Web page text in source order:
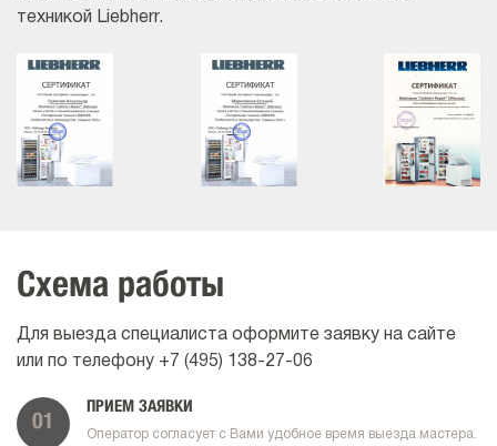
техникой Liebherr.
Схема работы
Для выезда специалиста оформите заявку на сайте
или по телефону +7 (495) 138-27-06
01
ПРИЕМ ЗАЯВКИ
Оператор согласует с Вами удобное время выезда мастера.